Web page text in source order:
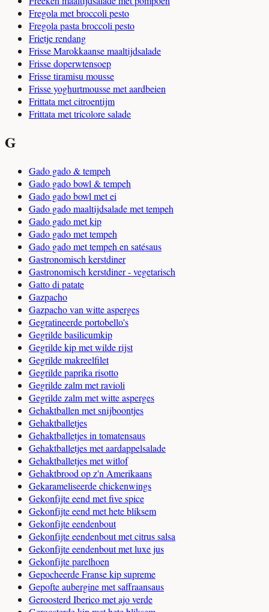
Fregola met broccoli pesto
Fregola pasta broccoli pesto
Frietje rendang
Frisse Marokkaanse maaltijdsalade
Frisse doperwtensoep
Frisse tiramisu mousse
Frisse yoghurtmousse met aardbeien
Frittata met citroentijm
Frittata met tricolore salade
G
Gado gado & tempeh
Gado gado bowl & tempeh
Gado gado bowl met ei
Gado gado maaltijdsalade met tempeh
Gado gado met kip
Gado gado met tempeh
Gado gado met tempeh en satésaus
Gastronomisch kerstdiner
Gastronomisch kerstdiner - vegetarisch
Gatto di patate
Gazpacho
Gazpacho van witte asperges
Gegratineerde portobello's
Gegrilde basilicumkip
Gegrilde kip met wilde rijst
Gegrilde makreelfilet
Gegrilde paprika risotto
Gegrilde zalm met ravioli
Gegrilde zalm met witte asperges
Gehaktballen met snijboontjes
Gehaktballetjes
Gehaktballetjes in tomatensaus
Gehaktballetjes met aardappelsalade
Gehaktballetjes met witlof
Gehaktbrood op z'n Amerikaans
Gekarameliseerde chickenwings
Gekonfijte eend met five spice
Gekonfijte eend met hete bliksem
Gekonfijte eendenbout
Gekonfijte eendenbout met citrus salsa
Gekonfijte eendenbout met luxe jus
Gekonfijte parelhoen
Gepocheerde Franse kip supreme
Gepofte aubergine met saffraansaus
Geroosterd Iberico met ajo verde